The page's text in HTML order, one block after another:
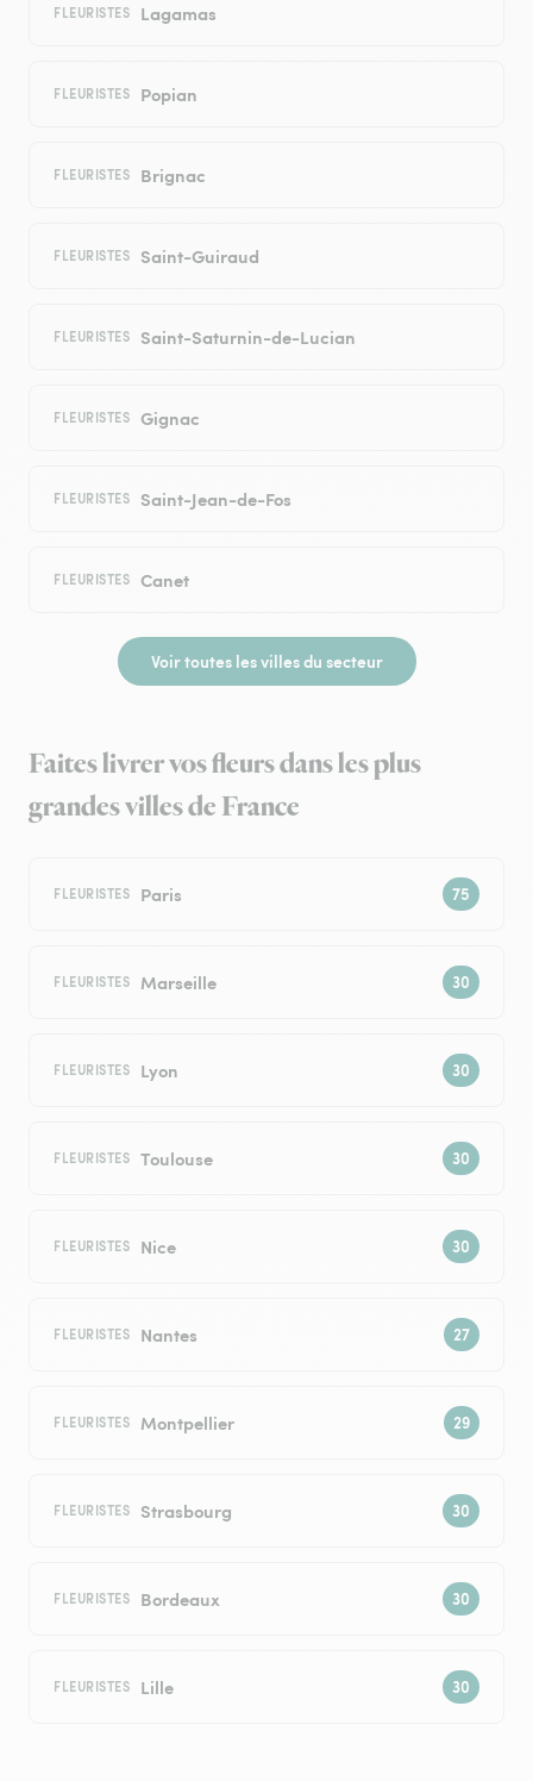
FLEURISTES Lagamas
FLEURISTES Popian
FLEURISTES Brignac
FLEURISTES Saint-Guiraud
FLEURISTES Saint-Saturnin-de-Lucian
FLEURISTES Gignac
FLEURISTES Saint-Jean-de-Fos
FLEURISTES Canet
Voir toutes les villes du secteur
Faites livrer vos fleurs dans les plus
grandes villes de France
FLEURISTES Paris
FLEURISTES Marseille
FLEURISTES Lyon
FLEURISTES Toulouse
FLEURISTES Nice
FLEURISTES Nantes
FLEURISTES Montpellier
FLEURISTES Strasbourg
FLEURISTES Bordeaux
FLEURISTES Lille